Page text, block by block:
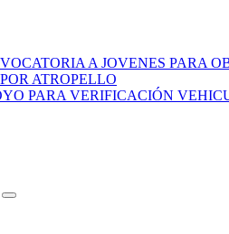
A JOVENES PARA
ATROPELLO
PARA VERIFICACIÓN